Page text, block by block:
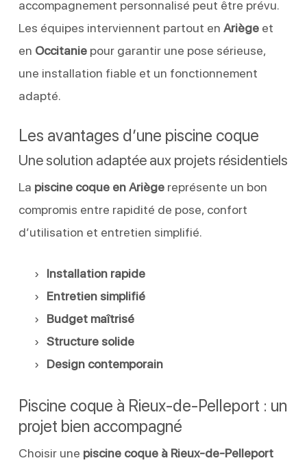
accompagnement personnalisé peut être prévu.
Les équipes interviennent partout en Ariègeet
en Occitaniepour garantir une pose sérieuse,
une installation fiable et un fonctionnement
adapté.
Les avantages d’une piscine coque
Une solution adaptée aux projets résidentiels
La piscine coque en Ariègereprésente un bon
compromis entre rapidité de pose, confort
d’utilisation et entretien simplifié.
Installation rapide
Entretien simplifié
Budget maîtrisé
Structure solide
Design contemporain
Piscine coque à Rieux-de-Pelleport : un
projet bien accompagné
Choisir une piscine coque à Rieux-de-Pelleport